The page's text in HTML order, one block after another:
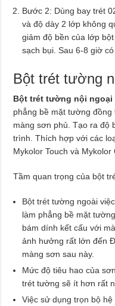
Bước 2: Dùng bay trét
và độ dày 2 lớp không
giảm độ bền của lớp
sạch bụi. Sau 6-8 giờ
Bột trét tường
Bột trét tường nội ngoại
phẳng bề mặt tường
màng sơn phủ. Tạo ra độ
trình. Thích hợp với các
Mykolor Touch và Mykolor
Tầm quan trọng của bột
Bột trét tường ngoài
làm phẳng bề mặt
bám dính kết cấu với
ảnh hưởng rất lớn đến
màng sơn sau này.
Mức độ tiêu hao của
trét tường sẽ ít hơn rất
Việc sử dụng trọn bộ